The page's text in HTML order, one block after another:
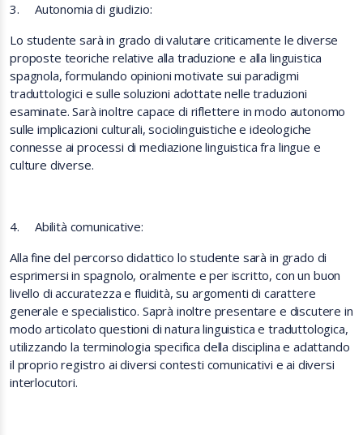
3.
Autonomia di giudizio:
Lo studente sarà in grado di valutare criticamente le diverse
proposte teoriche relative alla traduzione e alla linguistica
spagnola, formulando opinioni motivate sui paradigmi
traduttologici e sulle soluzioni adottate nelle traduzioni
esaminate. Sarà inoltre capace di riflettere in modo autonomo
sulle implicazioni culturali, sociolinguistiche e ideologiche
connesse ai processi di mediazione linguistica fra lingue e
culture diverse.
4.
Abilità comunicative:
Alla fine del percorso didattico lo studente sarà in grado di
esprimersi in spagnolo, oralmente e per iscritto, con un buon
livello di accuratezza e fluidità, su argomenti di carattere
generale e specialistico. Saprà inoltre presentare e discutere in
modo articolato questioni di natura linguistica e traduttologica,
utilizzando la terminologia specifica della disciplina e adattando
il proprio registro ai diversi contesti comunicativi e ai diversi
interlocutori.